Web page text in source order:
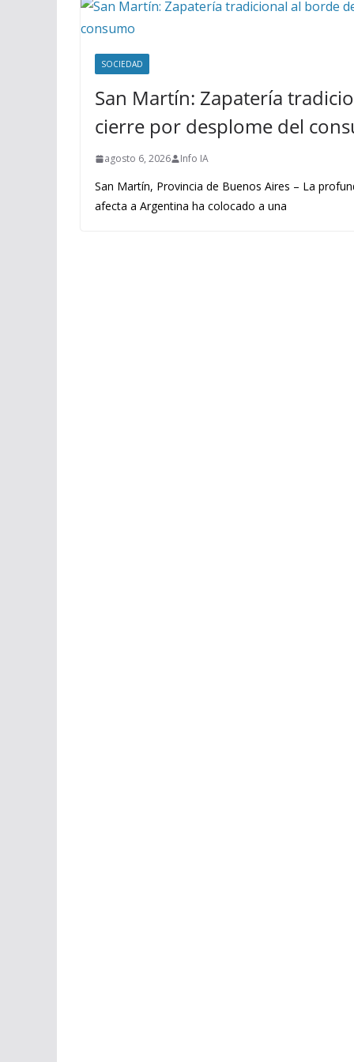
SOCIEDAD
San Martín: Zapatería
cierre por desplome del
agosto 6, 2026 Info IA
San Martín, Provincia de Buenos Aires – La
afecta a Argentina ha colocado a una